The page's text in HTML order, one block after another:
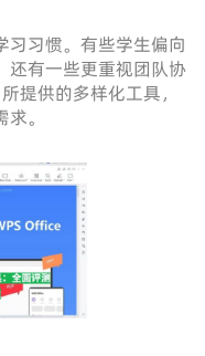
习习惯。有些学生偏向
还有一些更重视团队协
提供的多样化工具，
。